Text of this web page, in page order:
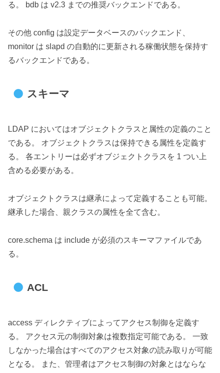
る。 bdb は v2.3 までの推奨バックエンドである。
その他 config は設定データベースのバックエンド、
monitor は slapd の自動的に更新される稼働状態を保持す
るバックエンドである。
スキーマ
LDAP においてはオブジェクトクラスと属性の定義のこと
である。 オブジェクトクラスは保持できる属性を定義す
る。 各エントリーは必ずオブジェクトクラスを 1 つい上
含める必要がある。
オブジェクトクラスは継承によって定義することも可能。
継承した場合、親クラスの属性を全て含む。
core.schema は include が必須のスキーマファイルであ
る。
ACL
access ディレクティブによってアクセス制御を定義す
る。 アクセス元の制御対象は複数指定可能である。 一致
しなかった場合はすべてのアクセス対象の読み取りが可能
となる。 また、管理者はアクセス制御の対象とはならな